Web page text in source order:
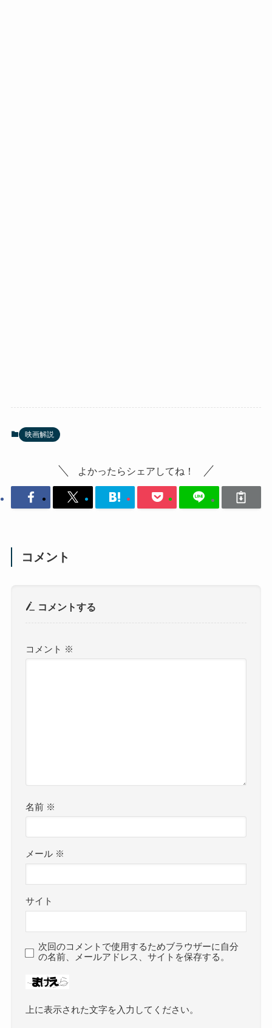
映画解説
よかったらシェアしてね！
コメント
コメントする
コメント ※
名前 ※
メール ※
サイト
次回のコメントで使用するためブラウザーに自分
の名前、メールアドレス、サイトを保存する。
上に表示された文字を入力してください。